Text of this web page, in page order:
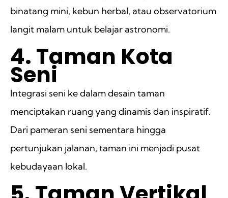
binatang mini, kebun herbal, atau observatorium
langit malam untuk belajar astronomi.
4. Taman Kota
Seni
Integrasi seni ke dalam desain taman
menciptakan ruang yang dinamis dan inspiratif.
Dari pameran seni sementara hingga
pertunjukan jalanan, taman ini menjadi pusat
kebudayaan lokal.